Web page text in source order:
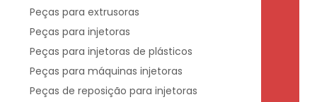
Peças para extrusoras
Peças para injetoras
Peças para injetoras de plásticos
Peças para máquinas injetoras
Peças de reposição para injetoras